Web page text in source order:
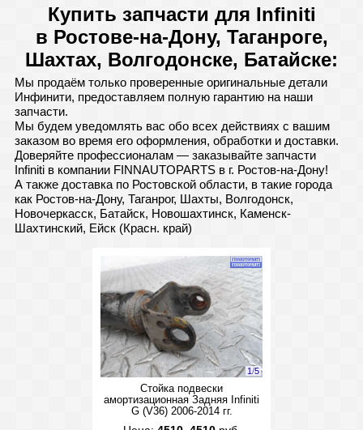
Купить запчасти для Infiniti
в Ростове-на-Дону, Таганроге,
Шахтах, Волгодонске, Батайске:
Мы продаём только проверенные оригинальные детали
Инфинити, предоставляем полную гарантию на наши
запчасти.
Мы будем уведомлять вас обо всех действиях с вашим
заказом во время его оформления, обработки и доставки.
Доверяйте профессионалам — заказывайте запчасти
Infiniti в компании FINNAUTOPARTS в г. Ростов-на-Дону!
А также доставка по Ростовской области, в такие города
как Ростов-на-Дону, Таганрог, Шахты, Волгодонск,
Новочеркасск, Батайск, Новошахтинск, Каменск-
Шахтинский, Ейск (Красн. край)
1/5
Стойка подвески
амортизационная Задняя Infiniti
G (V36) 2006-2014 гг.